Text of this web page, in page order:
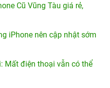
Cũ Vũng Tàu giá rẻ,
iPhone nên cập nhật sớm
Mất điện thoại vẫn có thể